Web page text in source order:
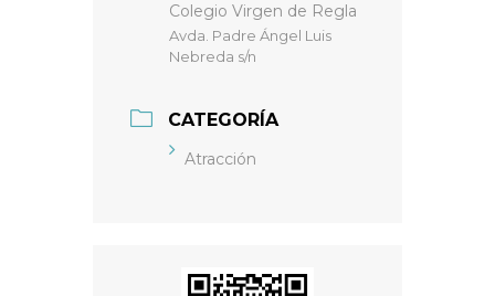
Colegio Virgen de Regla
Avda. Padre Ángel Luis
Nebreda s/n
CATEGORÍA
Atracción